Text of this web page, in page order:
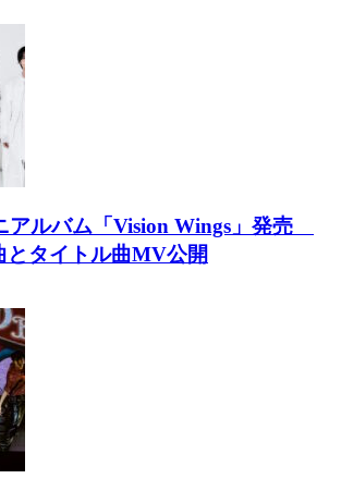
ルバム「Vision Wings」発売
とタイトル曲MV公開